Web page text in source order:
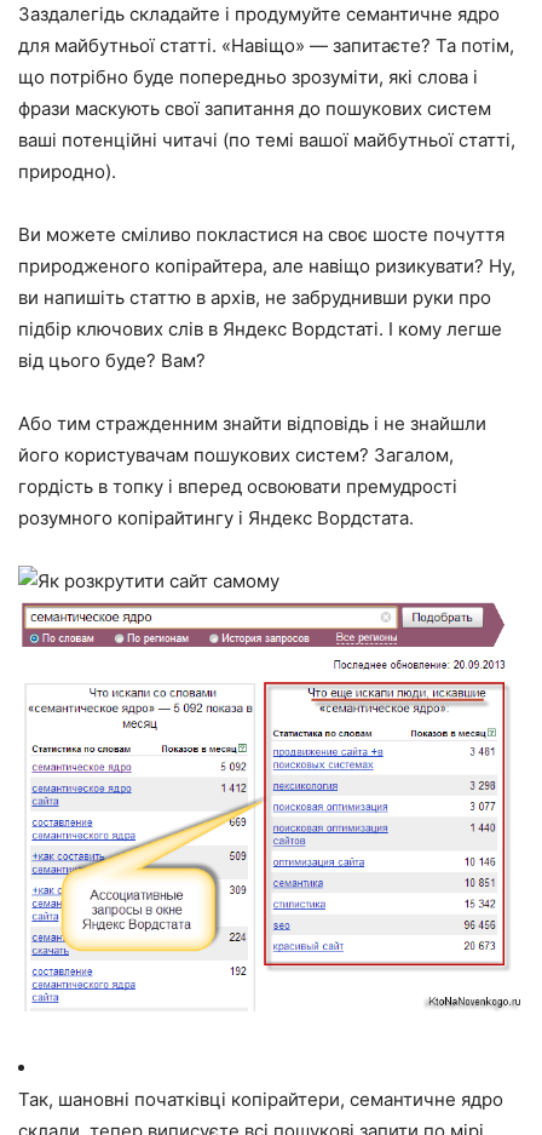
Заздалегідь складайте і продумуйте семантичне ядро
для майбутньої статті. «Навіщо» — запитаєте? Та потім,
що потрібно буде попередньо зрозуміти, які слова і
фрази маскують свої запитання до пошукових систем
ваші потенційні читачі (по темі вашої майбутньої статті,
природно).
Ви можете сміливо покластися на своє шосте почуття
природженого копірайтера, але навіщо ризикувати? Ну,
ви напишіть статтю в архів, не забруднивши руки про
підбір ключових слів в Яндекс Вордстаті. І кому легше
від цього буде? Вам?
Або тим стражденним знайти відповідь і не знайшли
його користувачам пошукових систем? Загалом,
гордість в топку і вперед освоювати премудрості
розумного копірайтингу і Яндекс Вордстата.
Так, шановні початківці копірайтери, семантичне ядро
склали, тепер виписуєте всі пошукові запити по мірі